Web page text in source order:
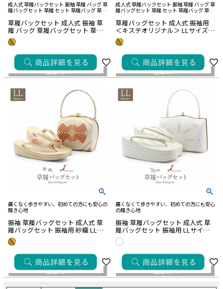
成人式 草履バックセット 振袖 草履 バッグ 草
履バッグセット 草履 セット 草履バッグ 草履
ト バック草履 成人式草履バック
草履バックセット 成人式 振袖 草
履 バッグ 草履バッグセット 草履
セット 3Lサイズ
29,700税込
在庫切れ
成人式 草履バックセット 振袖 草履 バッグ 草
履バッグセット 草履 セット 草履バッグ 草履
ト バック草履 成人式草履バック
草履バッグセット 成人式 振袖用
＜キステオリジナル＞ LLサイズ
日本製 正絹 帯地 ＜ゴールド／牡
丹＞
29,700税込
在庫切れ
痛くなく歩きやすい、初めての方にも安心の
履き心地
振袖 草履バッグセット 成人式 草
履バッグセット 振袖用 紗織 LLサ
イズ 大きい 白 金 西陣織 正絹帯地
松丸 吉祥紋 2の3枚芯 日本製 パー
ルトーン加工
33,000税込
在庫切れ
痛くなくて歩きやすい、初めての方にも安心
の履き心地
振袖 草履バッグセット 成人式 草
履バッグセット 振袖用 LLサイズ
大きい 白 ホワイト シルバー 花紋
松葉 帯地 エナメル 4枚芯 ハイヒ
ール 厚底 日本製
33,000税込
在庫切れ
こだわり条件
■注目ワード
■合わせる着物から探す
色無地・江戸小紋
卒業袴
普段着きもの
■カラーから探す
■Red ■Wine Orange ■Yellow
■Green ■Khaki Navy ■ Purple
■Pink ■Brown ■
■Silver ■
■草履のサイズから探す
Sサイズ（-23.0cm）
Mサイズ（22.5cm-24.0cm）
Lサイズ（23.5cm-25.0cm）
LLサイズ（24.5cm-）
在庫なし商品
在庫なし商品を表示しない